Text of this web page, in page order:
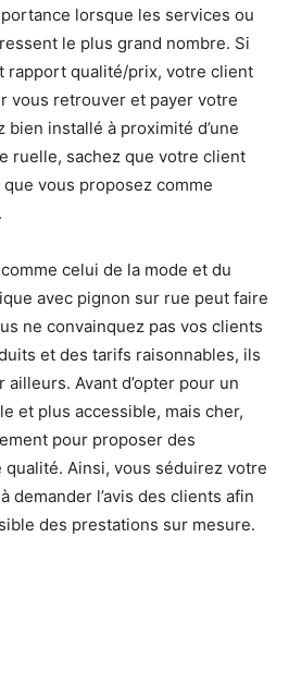
lorsque les services ou
le plus grand nombre. Si
rapport qualité/prix, votre client
vous retrouver et payer votre
bien installé à proximité d’une
ruelle, sachez que votre client
que vous proposez comme
celui de la mode et du
avec pignon sur rue peut faire
ne convainquez pas vos clients
et des tarifs raisonnables, ils
ailleurs. Avant d’opter pour un
et plus accessible, mais cher,
pour proposer des
qualité. Ainsi, vous séduirez votre
demander l’avis des clients afin
des prestations sur mesure.